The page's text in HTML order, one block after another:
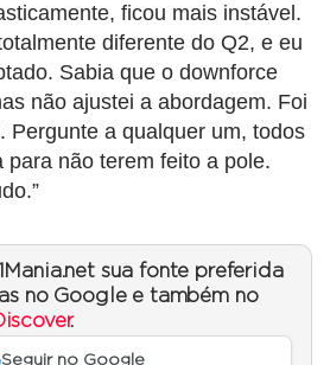
ficou mais instável.
diferente do Q2, e eu
Sabia que o downforce
não ajustei a abordagem. Foi
Pergunte a qualquer um, todos
para não terem feito a pole.
sua fonte preferida
no Google e também no
.
Seguir no Google